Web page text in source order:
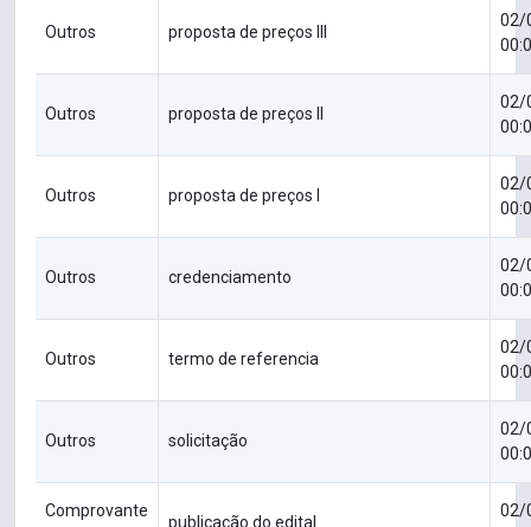
Outros proposta de preços III
02/
Outros proposta de preços II
02/
Outros proposta de preços I
02/
Outros credenciamento
02/
Outros termo de referencia
02/
Outros solicitação
02/
Comprovante
publicação do edital
02/